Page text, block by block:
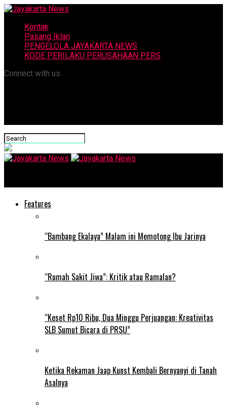
Kontak
Pasang Iklan
PENGELOLA JAYAKARTA NEWS
KODE PERILAKU PERUSAHAAN PERS
Connect with us
Features
“Bambang Ekalaya” Malam ini Memotong Ibu Jarinya
“Rumah Sakit Jiwa”: Kritik atau Ramalan?
“Keset Rp10 Ribu, Dua Minggu Perjuangan: Kreativitas
SLB Sumut Bicara di PRSU”
Ketika Rekaman Jaap Kunst Kembali Bernyanyi di Tanah
Asalnya